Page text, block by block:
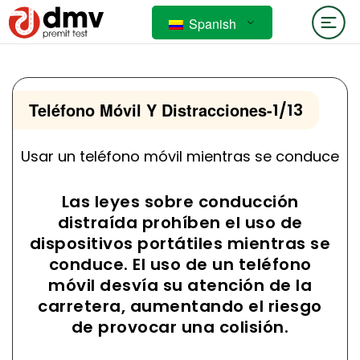
Spanish
Teléfono Móvil Y Distracciones-1/13
Usar un teléfono móvil mientras se conduce
Las leyes sobre conducción
distraída prohíben el uso de
dispositivos portátiles mientras se
conduce. El uso de un teléfono
móvil desvía su atención de la
carretera, aumentando el riesgo
de provocar una colisión.